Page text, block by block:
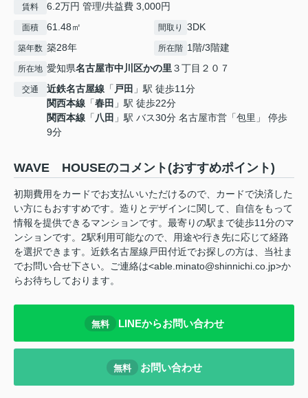
賃料 6.2万円 管理/共益費 3,000円
面積 61.48㎡ 間取り 3DK
築年数 築28年 所在階 1階/3階建
所在地 愛知県名古屋市中川区かの里３丁目２０７
交通 近鉄名古屋線 「 戸田 」駅 徒歩11分
関西本線 「春田 」駅 徒歩22分
関西本線 「八田 」駅 バス30分 名古屋市営「包里」 停歩
9分
WAVE HOUSEのコメント(おすすめポイント)
初期費用をカードでお支払いいただけるので、カードで決済した
い方にもおすすめです。造りとデザインに関して、自信をもって
情報を提供できるマンションです。最寄りの駅まで徒歩11分のマ
ンションです。2駅利用可能なので、用途や行き先に応じて経路
を選択できます。近鉄名古屋線戸田付近でお探しの方は、当社ま
でお問い合せ下さい。ご連絡は<able.minato@shinnichi.co.jp>か
らお待ちしております。
無料 LINEからお問い合わせ
無料 お問い合わせ